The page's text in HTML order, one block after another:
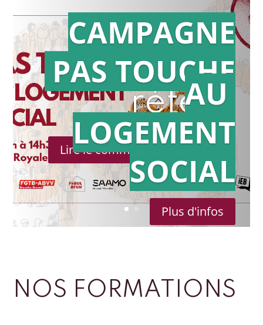
Action en
référé
Lire le communiqué de presse
CAMPAGNE
PAS TOUCHE
AU
LOGEMENT
SOCIAL
Plus d'infos
NOS FORMATIONS